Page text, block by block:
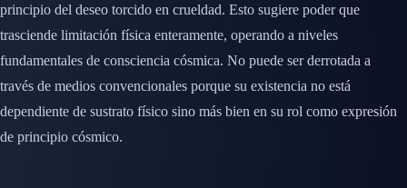
principio del deseo torcido en crueldad. Esto sugiere poder que
trasciende limitación física enteramente, operando a niveles
fundamentales de consciencia cósmica. No puede ser derrotada a
través de medios convencionales porque su existencia no está
dependiente de sustrato físico sino más bien en su rol como expresión
de principio cósmico.